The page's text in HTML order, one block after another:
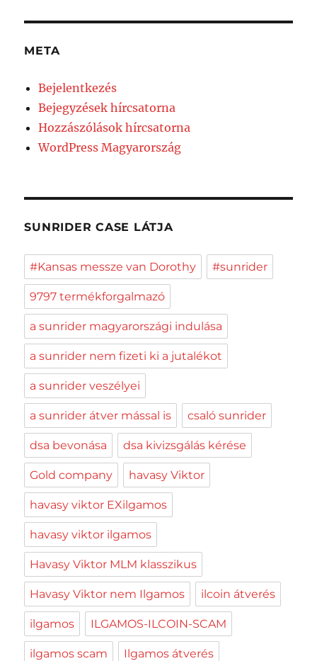
META
Bejelentkezés
Bejegyzések hírcsatorna
Hozzászólások hírcsatorna
WordPress Magyarország
SUNRIDER CASE LÁTJA
#Kansas messze van Dorothy #sunrider
9797 termékforgalmazó
a sunrider magyarországi indulása
a sunrider nem fizeti ki a jutalékot
a sunrider veszélyei
a sunrider átver mással is csaló sunrider
dsa bevonása dsa kivizsgálás kérése
Gold company havasy Viktor
havasy viktor EXilgamos
havasy viktor ilgamos
Havasy Viktor MLM klasszikus
Havasy Viktor nem Ilgamos ilcoin átverés
ilgamos ILGAMOS-ILCOIN-SCAM
ilgamos scam Ilgamos átverés